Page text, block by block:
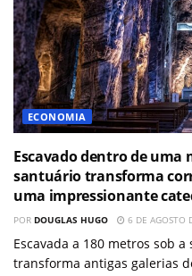
ECONOMIA
Escavado dentro de uma
santuário transforma
uma impressionante
POR DOUGLAS HUGO 6 DE AGOSTO
Escavada a 180 metros sob
transforma antigas galerias